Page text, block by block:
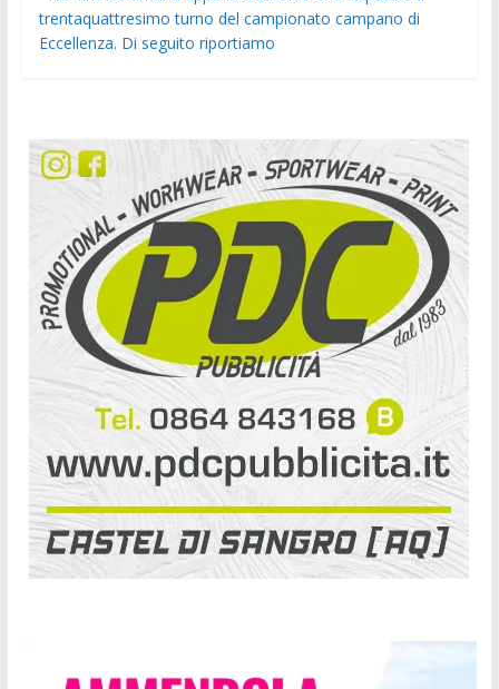
trentaquattresimo turno del campionato campano di
Eccellenza. Di seguito riportiamo